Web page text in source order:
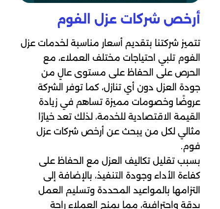
أرخص شركات عزل الفوم
تتميز شركتنا بتقديم أسعار مناسبة لخدمات عزل
الفوم تلبي احتياجات مختلف العملاء، مع
الحرص على الحفاظ على مستوى عالٍ من
جودة العزل دون أي تنازل، كما توفر الشركة
عروضًا وخصومات مميزة تساهم في زيادة
القيمة الاقتصادية للخدمة، لذلك تعد خيارًا
مثالي لكل من يبحث عن أرخص شركات عزل
فوم.
بسبب تقليل تكاليف العزل مع الحفاظ على
كفاءة الأداء وجودة التنفيذ، بالإضافة إلى
التزامها بالمواعيد المحددة وتسليم العمل
بدقة واحترافية، مما يمنح العملاء راحة